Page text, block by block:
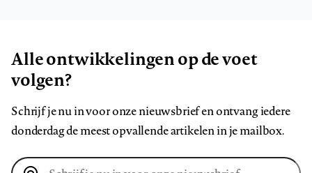
Alle ontwikkelingen op de voet
volgen?
Schrijf je nu in voor onze nieuwsbrief en ontvang iedere
donderdag de meest opvallende artikelen in je mailbox.